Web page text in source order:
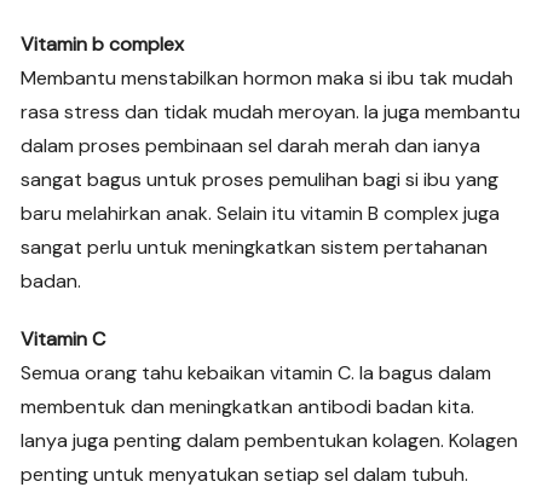
Vitamin b complex
Membantu menstabilkan hormon maka si ibu tak mudah
rasa stress dan tidak mudah meroyan. Ia juga membantu
dalam proses pembinaan sel darah merah dan ianya
sangat bagus untuk proses pemulihan bagi si ibu yang
baru melahirkan anak. Selain itu vitamin B complex juga
sangat perlu untuk meningkatkan sistem pertahanan
badan.
Vitamin C
Semua orang tahu kebaikan vitamin C. Ia bagus dalam
membentuk dan meningkatkan antibodi badan kita.
Ianya juga penting dalam pembentukan kolagen. Kolagen
penting untuk menyatukan setiap sel dalam tubuh.